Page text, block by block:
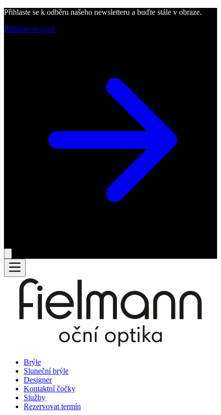
Přihlaste se k odběru našeho newsletteru a buďte stále v obraze.
Přihlaste se nyní
Brýle
Sluneční brýle
Designer
Kontaktní čočky
Služby
Rezervovat termín